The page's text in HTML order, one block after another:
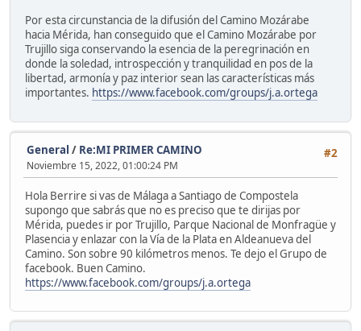
Por esta circunstancia de la difusión del Camino Mozárabe
hacia Mérida, han conseguido que el Camino Mozárabe por
Trujillo siga conservando la esencia de la peregrinación en
donde la soledad, introspección y tranquilidad en pos de la
libertad, armonía y paz interior sean las características más
importantes. https://www.facebook.com/groups/j.a.ortega
#2
General / Re:MI PRIMER CAMINO
Noviembre 15, 2022, 01:00:24 PM
Hola Berrire si vas de Málaga a Santiago de Compostela
supongo que sabrás que no es preciso que te dirijas por
Mérida, puedes ir por Trujillo, Parque Nacional de Monfragüe y
Plasencia y enlazar con la Vía de la Plata en Aldeanueva del
Camino. Son sobre 90 kilómetros menos. Te dejo el Grupo de
facebook. Buen Camino.
https://www.facebook.com/groups/j.a.ortega